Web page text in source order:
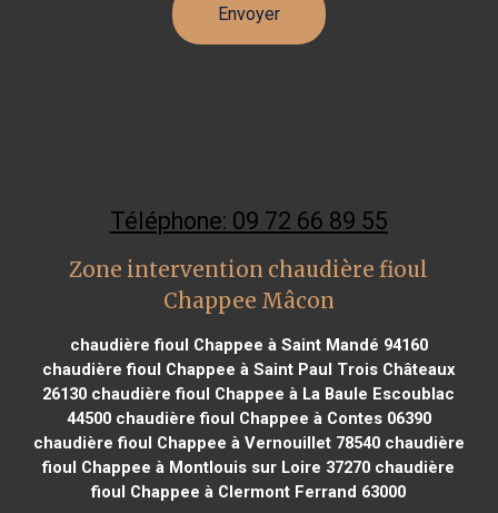
Téléphone: 09 72 66 89 55
Zone intervention chaudière fioul
Chappee Mâcon
chaudière fioul Chappee à Saint Mandé 94160
chaudière fioul Chappee à Saint Paul Trois Châteaux
26130 chaudière fioul Chappee à La Baule Escoublac
44500chaudière fioul Chappee à Contes 06390
chaudière fioul Chappee à Vernouillet 78540chaudière
fioul Chappee à Montlouis sur Loire 37270 chaudière
fioul Chappee à Clermont Ferrand 63000